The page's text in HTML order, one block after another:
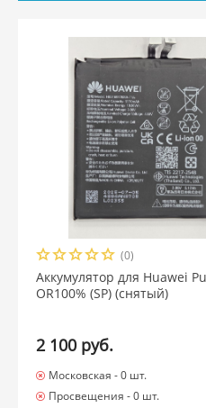
(0)
Аккумулятор для Huawei
OR100% (SP) (снятый)
2 100 руб.
Московская -0 шт.
Просвещения -0 шт.